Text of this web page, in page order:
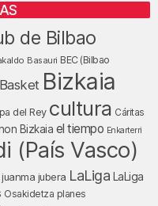
de Bilbao
Basauri BEC (Bilbao
Bizkaia
del Rey cultura Cáritas
Bizkaia el tiempo Enkarterri
(País Vasco)
juanma jubera LaLiga LaLiga
Osakidetza planes